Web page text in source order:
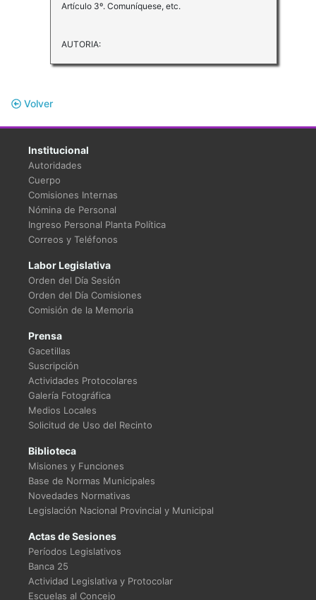
Artículo 3º. Comuníquese, etc.
AUTORIA:
Volver
Institucional
Autoridades
Cuerpo
Comisiones Internas
Nómina de Personal
Ingreso Personal Planta Política
Correos y Teléfonos
Labor Legislativa
Orden del Día Sesión
Orden del Día Comisiones
Comisión de la Memoria
Prensa
Gacetillas
Suscripción
Actividades Protocolares
Galería Fotográfica
Medios Locales
Solicitud de Uso del Recinto
Biblioteca
Misiones y Funciones
Base de Normas Municipales
Novedades Normativas
Legislación Nacional Provincial y Municipal
Actas de Sesiones
Períodos Legislativos
Banca 25
Actividad Legislativa y Protocolar
Escuelas al Concejo